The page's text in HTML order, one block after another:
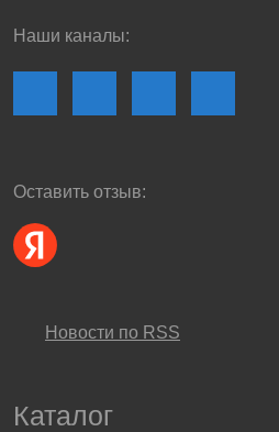
Наши каналы:
Оставить отзыв:
Новости по RSS
Каталог